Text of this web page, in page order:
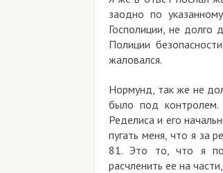
заодно по
Госполиции, не долго
Полиции
жаловался.
Нормунд, так же не
было под контролем.
Ределиса и его
пугать меня, что я за
81. Это то, что я
расчленить ее на